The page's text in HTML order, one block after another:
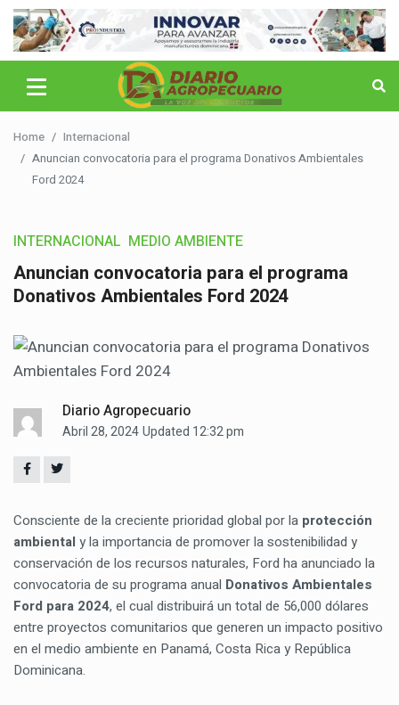
Home
Internacional
Anuncian convocatoria para el programa Donativos Ambientales
Ford 2024
INTERNACIONAL MEDIO AMBIENTE
Anuncian convocatoria para el programa
Donativos Ambientales Ford 2024
Diario Agropecuario
Abril 28, 2024Updated 12:32 pm
Consciente de la creciente prioridad global por la protección
ambiental y la importancia de promover la sostenibilidad y
conservación de los recursos naturales, Ford ha anunciado la
convocatoria de su programa anual Donativos Ambientales
Ford para 2024, el cual distribuirá un total de 56,000 dólares
entre proyectos comunitarios que generen un impacto positivo
en el medio ambiente en Panamá, Costa Rica y República
Dominicana.